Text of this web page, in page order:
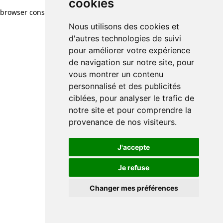
cookies
Nous utilisons des cookies et
d'autres technologies de suivi
pour améliorer votre expérience
de navigation sur notre site, pour
vous montrer un contenu
personnalisé et des publicités
ciblées, pour analyser le trafic de
notre site et pour comprendre la
provenance de nos visiteurs.
J'accepte
Je refuse
Changer mes préférences
browser console for more information)